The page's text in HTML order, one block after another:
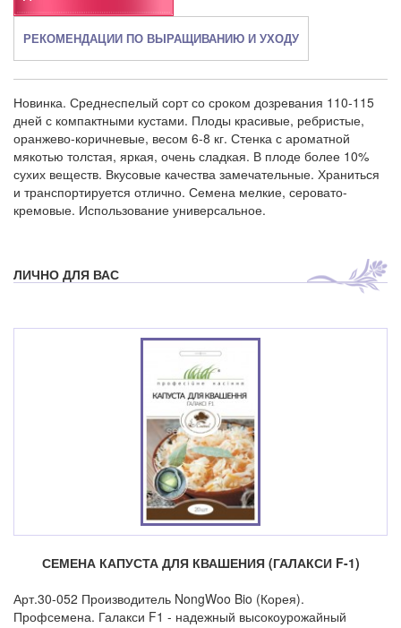
РЕКОМЕНДАЦИИ ПО ВЫРАЩИВАНИЮ И УХОДУ
Новинка. Среднеспелый сорт со сроком дозревания 110-115
дней с компактными кустами. Плоды красивые, ребристые,
оранжево-коричневые, весом 6-8 кг. Стенка с ароматной
мякотью толстая, яркая, очень сладкая. В плоде более 10%
сухих веществ. Вкусовые качества замечательные. Храниться
и транспортируется отлично. Семена мелкие, серовато-
кремовые. Использование универсальное.
ЛИЧНО ДЛЯ ВАС
СЕМЕНА КАПУСТА ДЛЯ КВАШЕНИЯ (ГАЛАКСИ F-1)
Арт.30-052 Производитель NongWoo Bio (Корея).
Профсемена. Галакси F1 - надежный высокоурожайный